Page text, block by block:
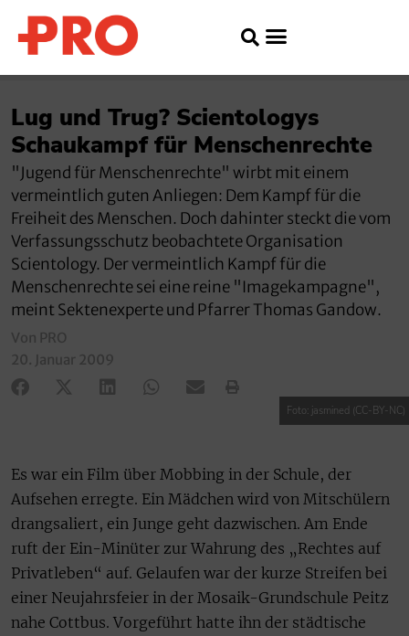
Lug und Trug? Scientologys
Schaukampf für Menschenrechte
"Jugend für Menschenrechte" wirbt mit einem
vermeintlich guten Anliegen: Dem Kampf für die
Freiheit des Menschen. Doch dahinter steckt die vom
Verfassungsschutz beobachtete Organisation
Scientology. Der vermeintlich Kampf für die
Menschenrechte sei eine reine "Imagekampagne",
meint Sektenexperte und Pfarrer Thomas Gandow.
Von PRO
20. Januar 2009
Foto: jasmined (CC-BY-NC)
Es war ein Film über Mobbing in der Schule, der
Aufsehen erregte. Ein Mädchen wird von Mitschülern
drangsaliert, ein Junge geht dazwischen. Am Ende
ruft der Ein-Minüter zur Wahrung des „Rechtes auf
Privatleben“ auf. Gelaufen war der kurze Streifen bei
einer Neujahrsfeier in der Mosaik-Grundschule Peitz
nahe Cottbus. Vorgeführt hatte ihn der städtische